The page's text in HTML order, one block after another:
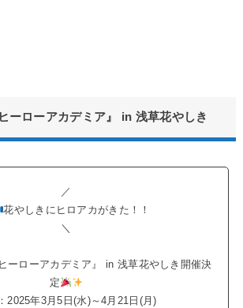
ーローアカデミア』 in 浅草花やしき
／
花やしきにヒロアカがきた！！
＼
ーローアカデミア』 in 浅草花やしき開催決
定
2025年3月5日(水)～4月21日(月)